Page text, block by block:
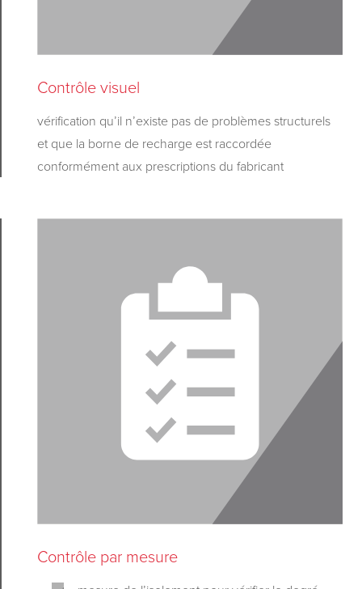
Contrôle visuel
vérification qu’il n’existe pas de problèmes structurels
et que la borne de recharge est raccordée
conformément aux prescriptions du fabricant
Contrôle par mesure